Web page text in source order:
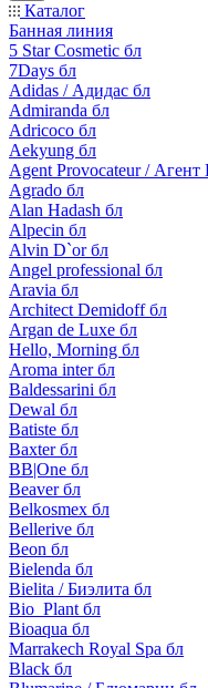
Каталог
Банная линия
5 Star Cosmetic бл
7Days бл
Adidas / Адидас бл
Admiranda бл
Adricoco бл
Aekyung бл
Agent Provocateur / Агент
Agrado бл
Alan Hadash бл
Alpecin бл
Alvin D`or бл
Angel professional бл
Aravia бл
Architect Demidoff бл
Argan de Luxe бл
Hello, Morning бл
Aroma inter бл
Baldessarini бл
Dewal бл
Batiste бл
Baxter бл
BB|One бл
Beaver бл
Belkosmex бл
Bellerive бл
Beon бл
Bielenda бл
Bielita / Биэлита бл
Bio_Plant бл
Bioaqua бл
Marrakech Royal Spa бл
Black бл